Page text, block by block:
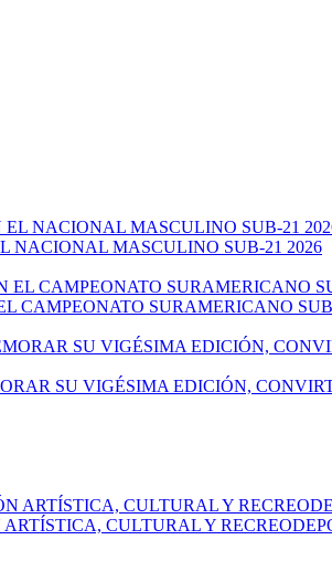
NACIONAL MASCULINO SUB-21 2026
CAMPEONATO SURAMERICANO
SU VIGÉSIMA EDICIÓN,
CULTURAL Y